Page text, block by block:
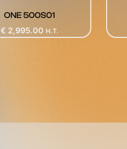
ONE 500S01
€ 2,995.00 H.T.